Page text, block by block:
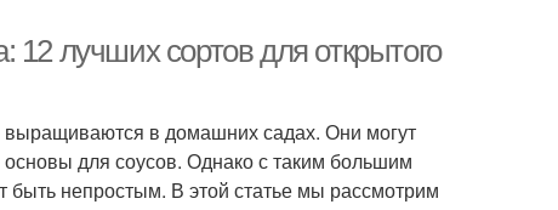
12 лучших сортов для открытого
в домашних садах. Они могут
основы для соусов. Однако с таким большим
быть непростым. В этой статье мы рассмотрим